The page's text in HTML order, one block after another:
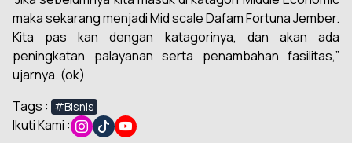
maka sekarang menjadiMid scale Dafam Fortuna Jember.
Kita pas kan dengan katagorinya, dan akan ada
peningkatan palayanan serta penambahan fasilitas,”
ujarnya. (ok)
Tags : #Bisnis
Ikuti Kami :